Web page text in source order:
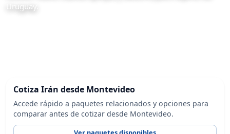
Uruguay.
Cotiza Irán desde Montevideo
Accede rápido a paquetes relacionados y opciones para
comparar antes de cotizar desde Montevideo.